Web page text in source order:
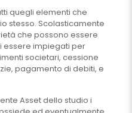
quegli elementi che
stesso. Scolasticamente
che possono essere
essere impiegati per
societari, cessione
pagamento di debiti, e
Asset dello studio i